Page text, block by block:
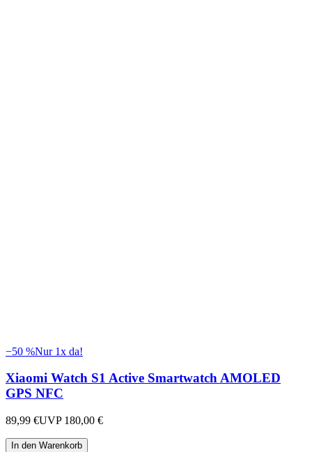
−50 %Nur 1x da!
Xiaomi Watch S1 Active Smartwatch AMOLED
GPS NFC
89,99 €UVP 180,00 €
In den Warenkorb